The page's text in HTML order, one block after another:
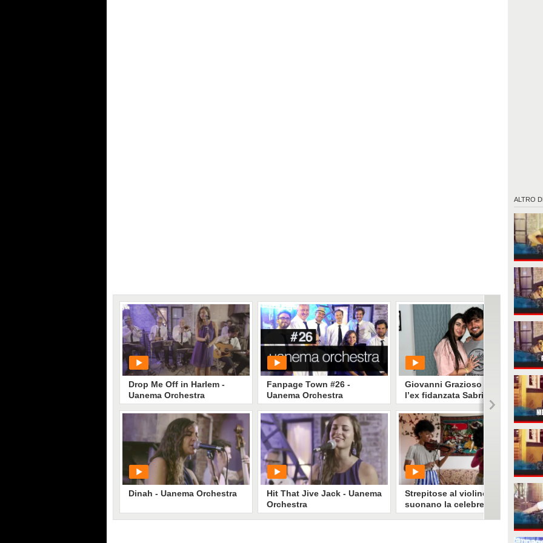
ALTRO DI
Drop Me Off in Harlem -
Uanema Orchestra
PLAY
15754 • diFanpage Town Singoli
Dinah - Uanema Orchestra
Fanpage Town #26 -
Uanema Orchestra
230022• diFanpageTown2
Hit That Jive Jack - Uanema
Orchestra
Giovanni Grazioso difende
l’ex fidanzata Sabrina: “Ha
23 anni e mi ha dato tanto.
Pugnalate me, non lei”
PLAY
0• diStefania Rocco
Strepitose al violino
suonano la celebre "Shake
it off": risultato eccezionale